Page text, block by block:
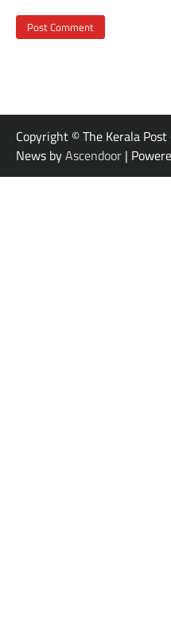
Copyright © The Kerala
News byAscendoor |